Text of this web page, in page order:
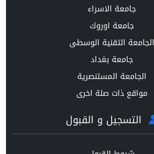
جامعة الاسراء
جامعة اوروك
الجامعة التقنية الوسطى
جامعة بغداد
الجامعة المستنصرية
مواقع ذات صلة اخرى
التسجيل و القبول